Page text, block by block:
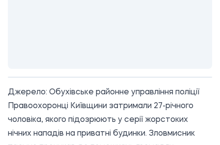
Джерело: Обухівське районне управління поліції
Правоохоронці Київщини затримали 27-річного
чоловіка, якого підозрюють у серії жорстоких
нічних нападів на приватні будинки. Зловмисник